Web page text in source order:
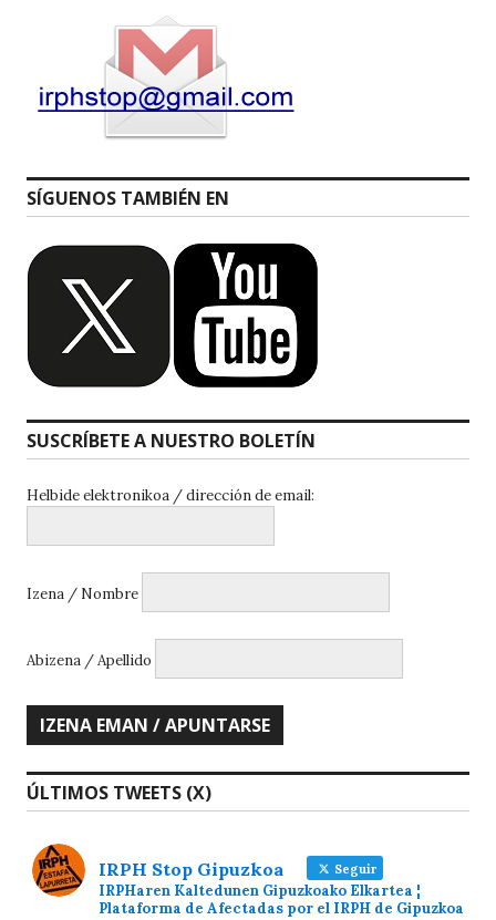
SÍGUENOS TAMBIÉN EN
SUSCRÍBETE A NUESTRO BOLETÍN
Helbide elektronikoa / dirección de email:
Izena / Nombre
Abizena / Apellido
ÚLTIMOS TWEETS (X)
IRPH Stop Gipuzkoa Seguir
IRPHaren Kaltedunen Gipuzkoako Elkartea ¦
Plataforma de Afectadas por el IRPH de Gipuzkoa